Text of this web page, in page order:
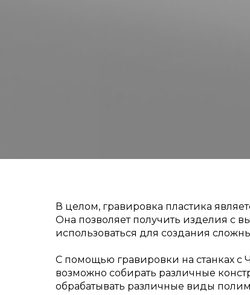
В целом, гравировка пластика
Она позволяет получить изделия с
использоваться для создания
С помощью гравировки на станках с
возможно собирать различные
обрабатывать различные виды